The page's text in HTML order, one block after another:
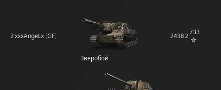
2xxxAngeLx [GF]
Зверобой
24382733